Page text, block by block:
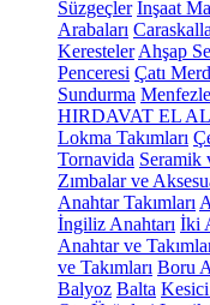
Süzgeçler İnşaat
Arabaları
Keresteler Ahşap
Penceresi Çatı
Sundurma
HIRDAVAT EL
Lokma Takımları
Tornavida Seramik
Zımbalar ve
Anahtar Takımları
İngiliz Anahtarı İki
Anahtar ve
ve Takımları Boru
Balyoz Balta